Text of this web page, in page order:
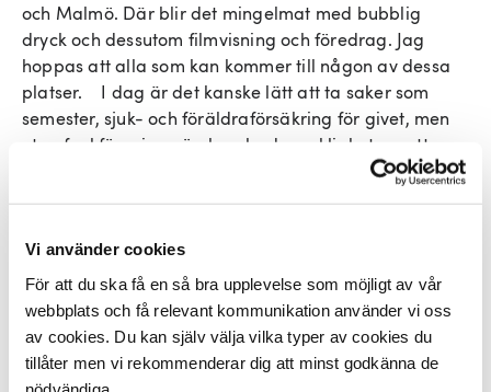
Vi använder cookies
För att du ska få en så bra upplevelse som möjligt av vår
webbplats och få relevant kommunikation använder vi oss
av cookies. Du kan själv välja vilka typer av cookies du
tillåter men vi rekommenderar dig att minst godkänna de
och Malmö. Där blir det mingelmat med bubblig
dryck och dessutom filmvisning och föredrag. Jag
hoppas att alla som kan kommer till någon av dessa
platser. I dag är det kanske lätt att ta saker som
semester, sjuk- och föräldraförsäkring för givet, men
utan fackföreningsrörelsen hade verkligheten sett
annorlunda ut. Det är värt att påminna om det.
är den grundidén som hela fackföreningsrörelsen vilar
på.
Sedan DIK bildades 1972 har det naturligtvis hänt
mycket, men centrala frågor som lön, villkor och
arbetsmiljö är själva kärnan, nu som då. Genom åren